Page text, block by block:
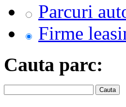
Parcuri
Firme
Cauta parc: